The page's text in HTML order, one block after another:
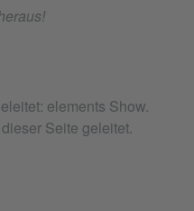
elements Show.
Seite geleitet.